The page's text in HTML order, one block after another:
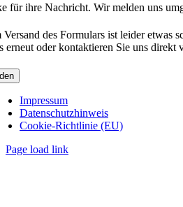
für ihre Nachricht. Wir melden uns
Versand des Formulars ist leider etwas
erneut oder kontaktieren Sie uns
Impressum
Datenschutzhinweis
Cookie-Richtlinie (EU)
Page load link